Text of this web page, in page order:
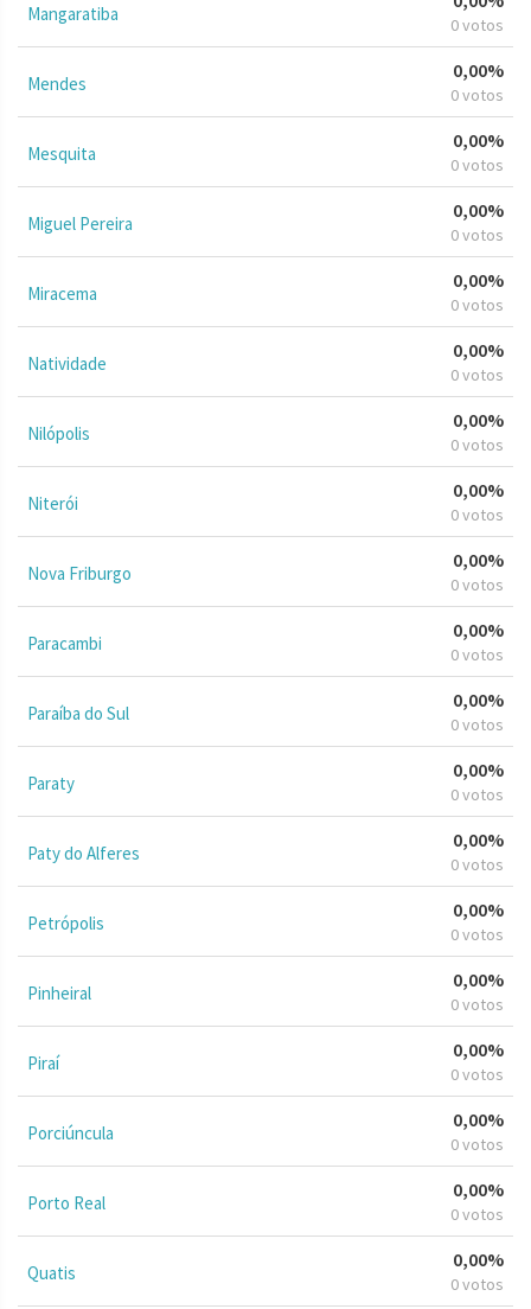
Mangaratiba 0 votos
Mendes
0,00%
0 votos
Mesquita
0,00%
0 votos
Miguel Pereira
0,00%
0 votos
Miracema
0,00%
0 votos
Natividade
0,00%
0 votos
Nilópolis
0,00%
0 votos
Niterói
0,00%
0 votos
Nova Friburgo
0,00%
0 votos
Paracambi
0,00%
0 votos
Paraíba do Sul
0,00%
0 votos
Paraty
0,00%
0 votos
Paty do Alferes
0,00%
0 votos
Petrópolis
0,00%
0 votos
Pinheiral
0,00%
0 votos
Piraí
0,00%
0 votos
Porciúncula
0,00%
0 votos
Porto Real
0,00%
0 votos
Quatis
0,00%
0 votos